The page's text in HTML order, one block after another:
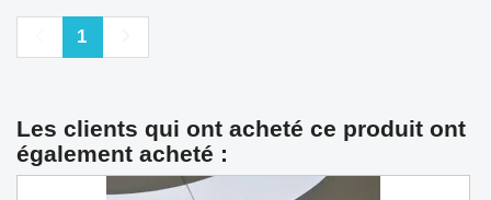
Précédent
1
Les clients qui ont acheté ce produit ont
également acheté :